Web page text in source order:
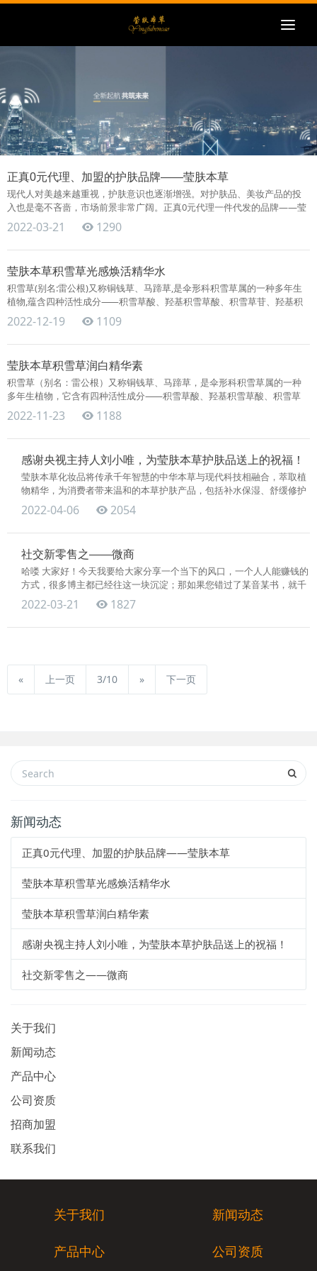
正真0元代理、加盟的护肤品牌——莹肤本草
现代人对美越来越重视，护肤意识也逐渐增强。对护肤品、美妆产品的投
入也是毫不吝啬，市场前景非常广阔。正真0元代理一件代发的品牌——莹
肤本草 莹肤本草化妆品将传承千年智慧的中华本草与现代科技相融合..
2022-03-21 1290
莹肤本草积雪草光感焕活精华水
积雪草(别名:雷公根)又称铜钱草、马蹄草,是伞形科积雪草属的一种多年生
植物,蕴含四种活性成分⸺积雪草酸、羟基积雪草酸、积雪草苷、羟基积
雪草苷,具有良好的抗菌作用,同时也可以修护,舒缓受损肌肤。 莹肤本草水..
2022-12-19 1109
莹肤本草积雪草润白精华素
积雪草（别名：雷公根）又称铜钱草、马蹄草，是伞形科积雪草属的一种
多年生植物，它含有四种活性成分⸺积雪草酸、羟基积雪草酸、积雪草
苷、羟基积雪草苷，积雪草的有效的成分能深入到肌肤的深层，从而来修
复受损的..
2022-11-23 1188
感谢央视主持人刘小唯，为莹肤本草护肤品送上的祝福！
莹肤本草化妆品将传承千年智慧的中华本草与现代科技相融合，萃取植
物精华，为消费者带来温和的本草护肤产品，包括补水保湿、舒缓修护
肌肤、改善肤质、淡化细纹、柔化瑕疵使皮肤白皙等多个品类。莹肤本
草向更多消费者..
2022-04-06 2054
社交新零售之——微商
哈喽 大家好！今天我要给大家分享一个当下的风口，一个人人能赚钱的
方式，很多博主都已经往这一块沉淀；那如果您错过了某音某书，就千
万不要错过这个了，那就是社交新零售。微商就是社交新零售的一种方
式，听到这个..
2022-03-21 1827
« 上一页 3/10 » 下一页
新闻动态
正真0元代理、加盟的护肤品牌——莹肤本草
莹肤本草积雪草光感焕活精华水
莹肤本草积雪草润白精华素
感谢央视主持人刘小唯，为莹肤本草护肤品送上的祝福！
社交新零售之——微商
关于我们
新闻动态
产品中心
公司资质
招商加盟
联系我们
关于我们 新闻动态
产品中心 公司资质